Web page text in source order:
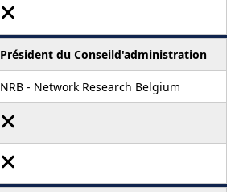
Président du Conseild'administration
NRB - Network Research Belgium